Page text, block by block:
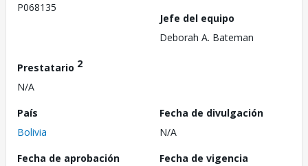
P068135
Jefe del equipo
Deborah A. Bateman
Prestatario 2
N/A
País
Bolivia
Fecha de divulgación
N/A
Fecha de aprobación
Fecha de vigencia